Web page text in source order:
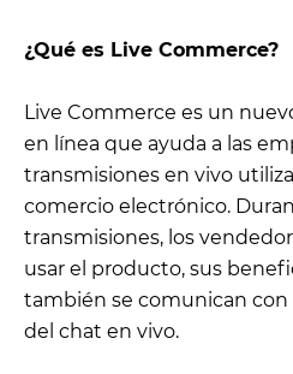
¿Qué es Live Commerce?
Live Commerce es un
en línea que ayuda a las
transmisiones en vivo
comercio electrónico.
transmisiones, los
usar el producto, sus
también se comunican con
del chat en vivo.